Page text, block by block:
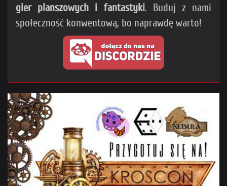
gier planszowych i fantastyki. Buduj z nami
społeczność konwentową, bo naprawdę warto!